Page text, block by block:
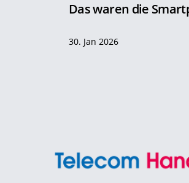
Das waren die
30. Jan 2026